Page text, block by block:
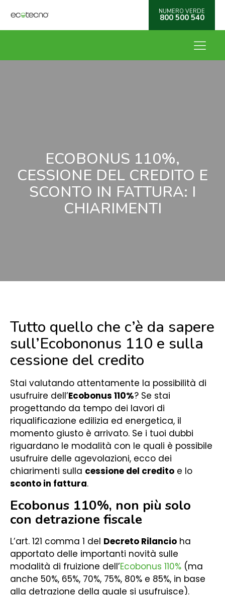
NUMERO VERDE
800 500 540
ECOBONUS 110%,
CESSIONE DEL CREDITO E
SCONTO IN FATTURA: I
CHIARIMENTI
Tutto quello che c’è da sapere
sull’Ecobononus 110 e sulla
cessione del credito
Stai valutando attentamente la possibilità di
usufruire dell’Ecobonus 110%? Se stai
progettando da tempo dei lavori di
riqualificazione edilizia ed energetica, il
momento giusto è arrivato. Se i tuoi dubbi
riguardano le modalità con le quali è possibile
usufruire delle agevolazioni, ecco dei
chiarimenti sulla cessione del credito e lo
sconto in fattura.
Ecobonus 110%, non più solo
con detrazione fiscale
L’art. 121 comma 1 del Decreto Rilancio ha
apportato delle importanti novità sulle
modalità di fruizione dell’Ecobonus 110% (ma
anche 50%, 65%, 70%, 75%, 80% e 85%, in base
alla detrazione della quale si usufruisce).